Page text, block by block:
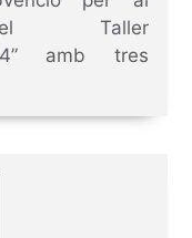
del Taller
4” amb tres